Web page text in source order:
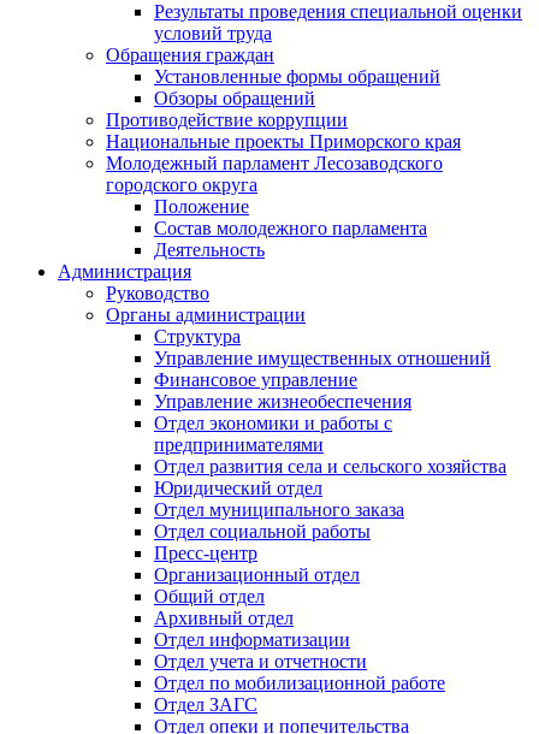
Результаты проведения специальной оценки
условий труда
Обращения граждан
Установленные формы обращений
Обзоры обращений
Противодействие коррупции
Национальные проекты Приморского края
Молодежный парламент Лесозаводского
городского округа
Положение
Состав молодежного парламента
Деятельность
Администрация
Руководство
Органы администрации
Структура
Управление имущественных отношений
Финансовое управление
Управление жизнеобеспечения
Отдел экономики и работы с
предпринимателями
Отдел развития села и сельского хозяйства
Юридический отдел
Отдел муниципального заказа
Отдел социальной работы
Пресс-центр
Организационный отдел
Общий отдел
Архивный отдел
Отдел информатизации
Отдел учета и отчетности
Отдел по мобилизационной работе
Отдел ЗАГС
Отдел опеки и попечительства